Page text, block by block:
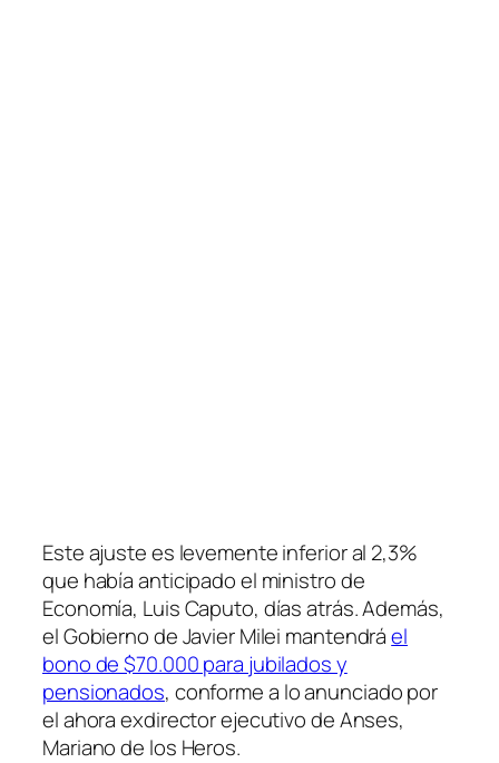
Este ajuste es levemente inferior al 2,3%
que había anticipado el ministro de
Economía, Luis Caputo, días atrás. Además,
el Gobierno de Javier Milei mantendráel
bono de $70.000 para jubilados y
pensionados, conforme a lo anunciado por
el ahora exdirector ejecutivo de Anses,
Mariano de los Heros.